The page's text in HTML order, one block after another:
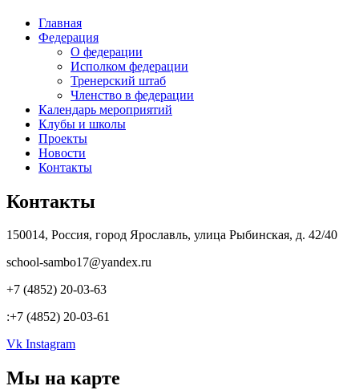
Главная
Федерация
О федерации
Исполком федерации
Тренерский штаб
Членство в федерации
Календарь мероприятий
Клубы и школы
Проекты
Новости
Контакты
Контакты
150014, Россия, город Ярославль, улица Рыбинская, д. 42/40
school-sambo17@yandex.ru
+7 (4852) 20-03-63
:+7 (4852) 20-03-61
Vk Instagram
Мы на карте